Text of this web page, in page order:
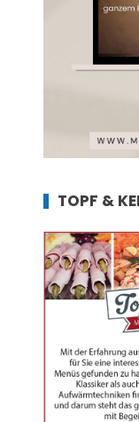
TOPF &